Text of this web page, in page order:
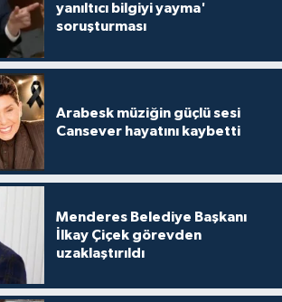
yanıltıcı bilgiyi yayma'
soruşturması
Arabesk müziğin güçlü sesi
Cansever hayatını kaybetti
Menderes Belediye Başkanı
İlkay Çiçek görevden
uzaklaştırıldı